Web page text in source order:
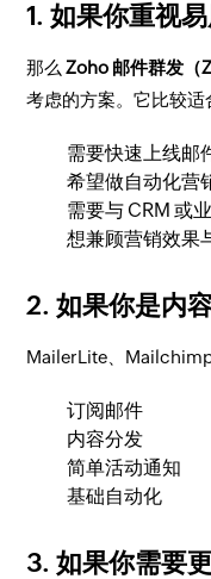
1. 如果你重视
那么Zoho 邮件群发（
考虑的方案。它比较适
需要快速上线邮
希望做自动化营
需要与 CRM 或
想兼顾营销效果
2. 如果你是内
MailerLite、
订阅邮件
内容分发
简单活动通知
基础自动化
3. 如果你需要